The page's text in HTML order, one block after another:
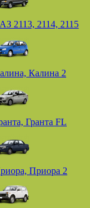
2113, 2114, 2115
Калина 2
Гранта FL
Приора 2